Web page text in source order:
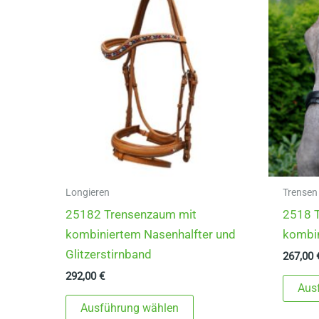
Longieren
25182 Trensenzaum mit
kombiniertem Nasenhalfter und
Glitzerstirnband
292,00€
Ausführung wählen
Dieses
Trensen
2518
267,00